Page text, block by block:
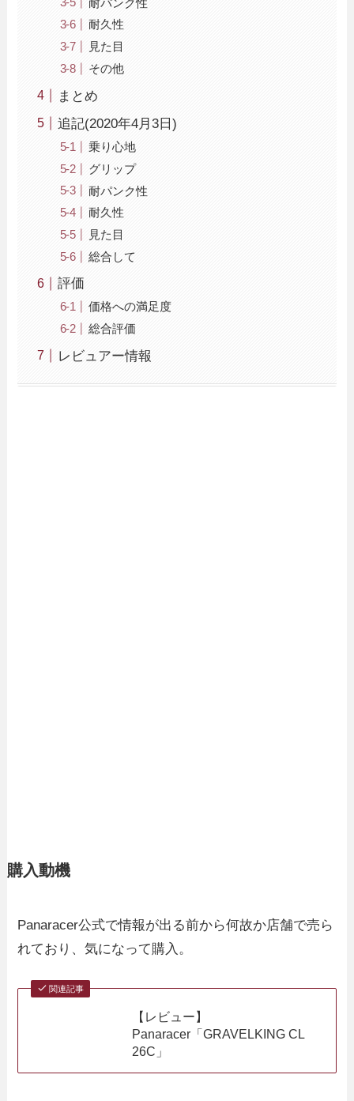
耐久性
見た目
その他
まとめ
追記(2020年4月3日)
乗り心地
グリップ
耐パンク性
耐久性
見た目
総合して
評価
価格への満足度
総合評価
レビュアー情報
購入動機
Panaracer公式で情報が出る前から何故か店舗で売ら
れており、気になって購入。
関連記事
【レビュー】
Panaracer「GRAVELKING CL
26C」